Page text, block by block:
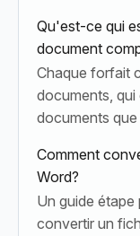
Qu'est-ce qui
document
Chaque forfait
documents,
documents
Comment
Word?
Un guide étape
convertir un